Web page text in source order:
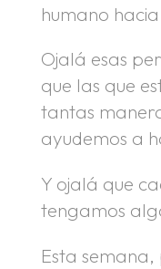
humano
Ojalá esas
que las que
tantas
ayudemos a
Y ojalá que
tengamos
Esta